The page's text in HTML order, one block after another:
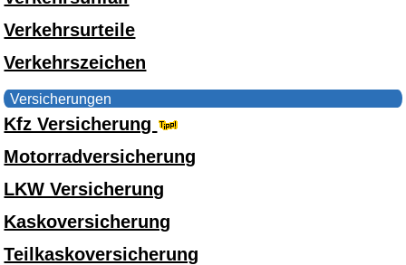
Verkehrsurteile
Verkehrszeichen
Versicherungen
Kfz Versicherung
Motorradversicherung
LKW Versicherung
Kaskoversicherung
Teilkaskoversicherung